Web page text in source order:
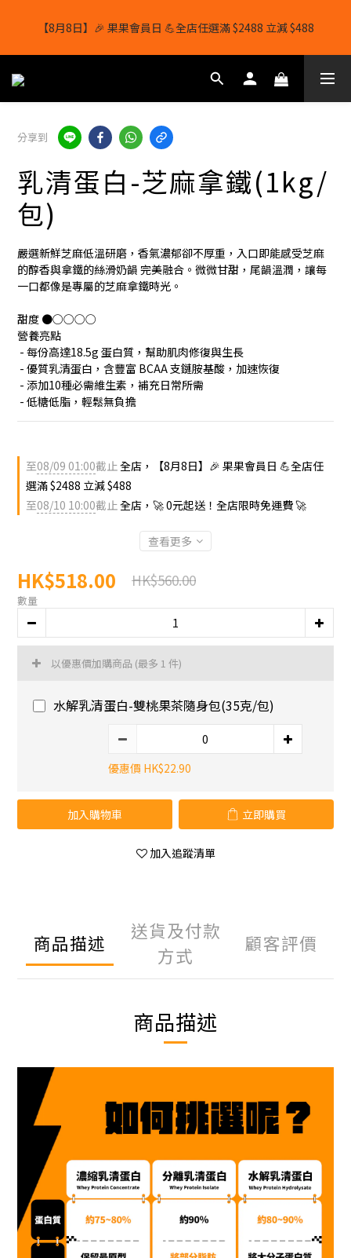
【8月8日】🎉 果果會員日 💪全店任選滿 $2488 立減 $488
【1/8-31/8】8月下單即贈 蛋白威化餅×1-隨機口味
結帳輸入[gopowerhk]，可享全單*95折*，可與活動折扣疊加。
[新會員優惠]新會員註冊即送$20購物金
【8月8日】🎉 果果會員日 💪全店任選滿 $2488 立減 $488
分享到
乳清蛋白-芝麻拿鐵(1kg/
包)
嚴選新鮮芝麻低溫研磨，香氣濃郁卻不厚重，入口即能感受芝麻
的醇香與拿鐵的絲滑奶韻 完美融合。微微甘甜，尾韻溫潤，讓每
一口都像是專屬的芝麻拿鐵時光。
甜度 ●○○○○
營養亮點
- 每份高達18.5g 蛋白質，幫助肌肉修復與生長
- 優質乳清蛋白，含豐富 BCAA 支鏈胺基酸，加速恢復
- 添加10種必需維生素，補充日常所需
- 低糖低脂，輕鬆無負擔
至08/09 01:00截止全店，【8月8日】🎉 果果會員日 💪全店任
選滿 $2488 立減 $488
至08/10 10:00截止全店，🚀 0元起送！全店限時免運費 🚀
查看更多
HK$518.00 HK$560.00
數量
以優惠價加購商品 (最多 1 件)
水解乳清蛋白-雙桃果茶隨身包(35克/包)
優惠價 HK$22.90
加入購物車 立即購買
加入追蹤清單
商品描述
送貨及付款
方式
顧客評價
商品描述